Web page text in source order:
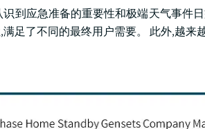
到应急准备的重要性和极端天气事件
足了不同的最终用户需要。 此外,越